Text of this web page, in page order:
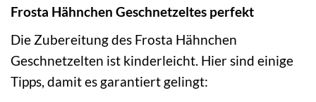
Frosta Hähnchen Geschnetzeltes perfekt
Die Zubereitung des Frosta Hähnchen
Geschnetzelten ist kinderleicht. Hier sind einige
Tipps, damit es garantiert gelingt: